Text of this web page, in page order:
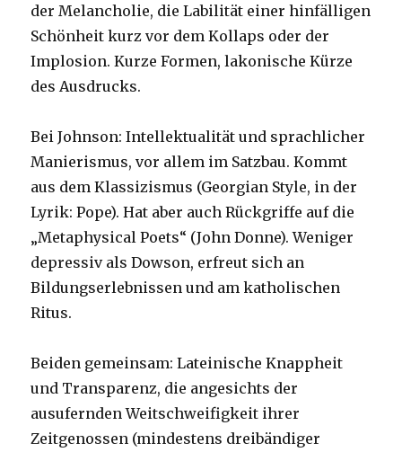
der Melancholie, die Labilität einer hinfälligen
Schönheit kurz vor dem Kollaps oder der
Implosion. Kurze Formen, lakonische Kürze
des Ausdrucks.
Bei Johnson: Intellektualität und sprachlicher
Manierismus, vor allem im Satzbau. Kommt
aus dem Klassizismus (Georgian Style, in der
Lyrik: Pope). Hat aber auch Rückgriffe auf die
„Metaphysical Poets“ (John Donne). Weniger
depressiv als Dowson, erfreut sich an
Bildungserlebnissen und am katholischen
Ritus.
Beiden gemeinsam: Lateinische Knappheit
und Transparenz, die angesichts der
ausufernden Weitschweifigkeit ihrer
Zeitgenossen (mindestens dreibändiger